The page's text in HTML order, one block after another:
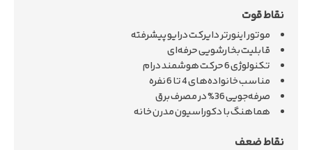
موتور اینورتر دایرکت درایو پیشرفته
قابلیت بخارشویی حرفه‌ای
تکنولوژی 6 حرکت هوشمند درام
مناسب خانواده‌های 4 تا 6 نفره
صرفه‌جویی 36% در مصرف برق
هماهنگ با دکوراسیون مدرن خانه